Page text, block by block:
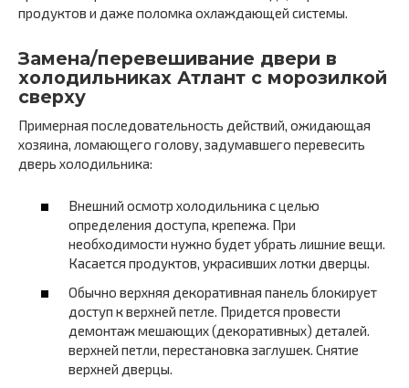
продуктов и даже поломка охлаждающей системы.
Замена/перевешивание двери в
холодильниках Атлант с морозилкой
сверху
Примерная последовательность действий, ожидающая
хозяина, ломающего голову, задумавшего перевесить
дверь холодильника:
Внешний осмотр холодильника с целью
определения доступа, крепежа. При
необходимости нужно будет убрать лишние вещи.
Касается продуктов, украсивших лотки дверцы.
Обычно верхняя декоративная панель блокирует
доступ к верхней петле. Придется провести
демонтаж мешающих (декоративных) деталей.
верхней петли, перестановка заглушек. Снятие
верхней дверцы.